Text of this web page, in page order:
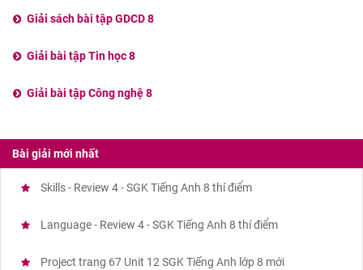
Giải sách bài tập GDCD 8
Giải bài tập Tin học 8
Giải bài tập Công nghệ 8
Bài giải mới nhất
Skills - Review 4 - SGK Tiếng Anh 8 thí điểm
Language - Review 4 - SGK Tiếng Anh 8 thí điểm
Project trang 67 Unit 12 SGK Tiếng Anh lớp 8 mới